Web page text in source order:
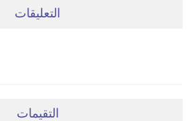
التعليقات
التقيمات